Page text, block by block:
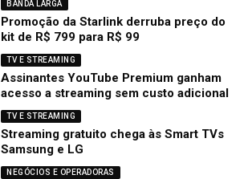
BANDA LARGA
Promoção da Starlink derruba preço do
kit de R$ 799 para R$ 99
TV E STREAMING
Assinantes YouTube Premium ganham
acesso a streaming sem custo adicional
TV E STREAMING
Streaming gratuito chega às Smart TVs
Samsung e LG
NEGÓCIOS E OPERADORAS